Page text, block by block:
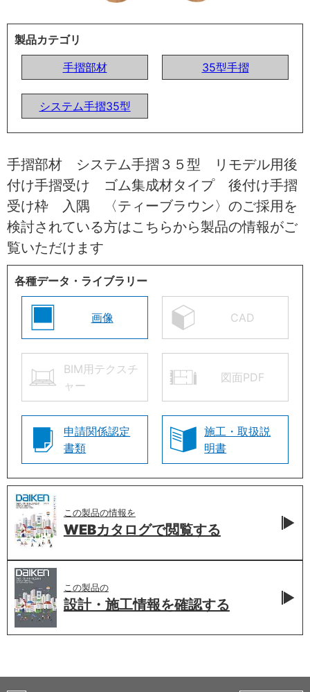
製品カテゴリ
手摺部材
35型手摺
システム手摺35型
手摺部材 システム手摺３５型 リモデル用後
付け手摺受け ゴム集成材タイプ 後付け手摺
受け枠 入隅 〈ティーブラウン〉のご採用を
検討されている方はこちらから製品の情報がご
覧いただけます
各種データ・ライブラリー
画像 CAD
BIM用テクスチ
ャー
図面PDF
申請関係認定
書類
施工・取扱説
明書
この製品の情報を
WEBカタログで閲覧する
この製品の
設計・施工情報を確認する